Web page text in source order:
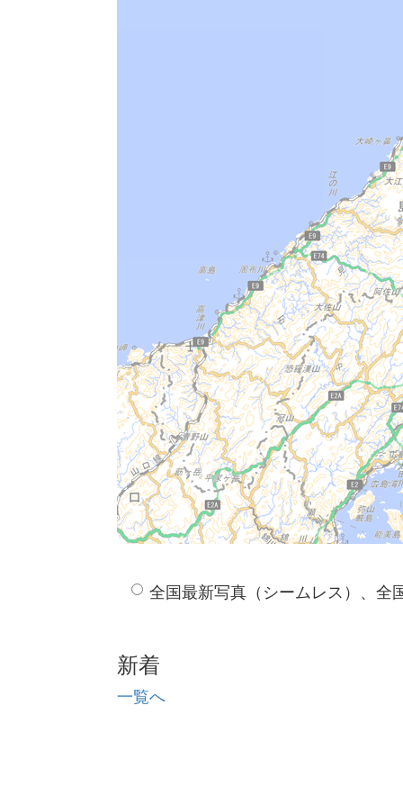
全国最新写真（シームレス）、全
新着
一覧へ